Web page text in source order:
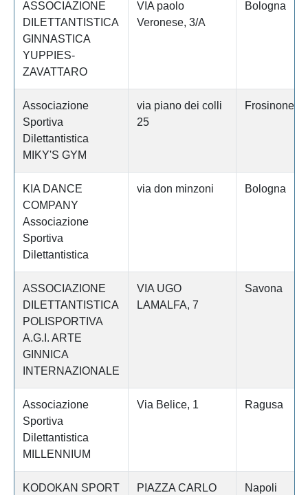
ASSOCIAZIONE
DILETTANTISTICA
GINNASTICA
YUPPIES-
ZAVATTARO
VIA paolo
Veronese, 3/A
Bologna
Associazione
Sportiva
Dilettantistica
MIKY'S GYM
via piano dei colli
25
Frosinone
KIA DANCE
COMPANY
Associazione
Sportiva
Dilettantistica
via don minzoni Bologna
ASSOCIAZIONE
DILETTANTISTICA
POLISPORTIVA
A.G.I. ARTE
GINNICA
INTERNAZIONALE
VIA UGO
LAMALFA, 7
Savona
Associazione
Sportiva
Dilettantistica
MILLENNIUM
Via Belice, 1 Ragusa
KODOKAN SPORT
PIAZZA CARLO
Napoli